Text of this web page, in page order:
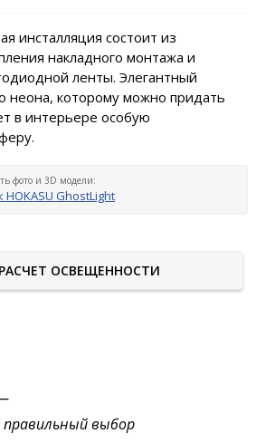
инсталляция состоит из
накладного монтажа и
ленты. Элегантный
неона, которому можно придать
в интерьере особую
фото и 3D модели:
GhostLight
РАСЧЕТ ОСВЕЩЕННОСТИ
правильный выбор